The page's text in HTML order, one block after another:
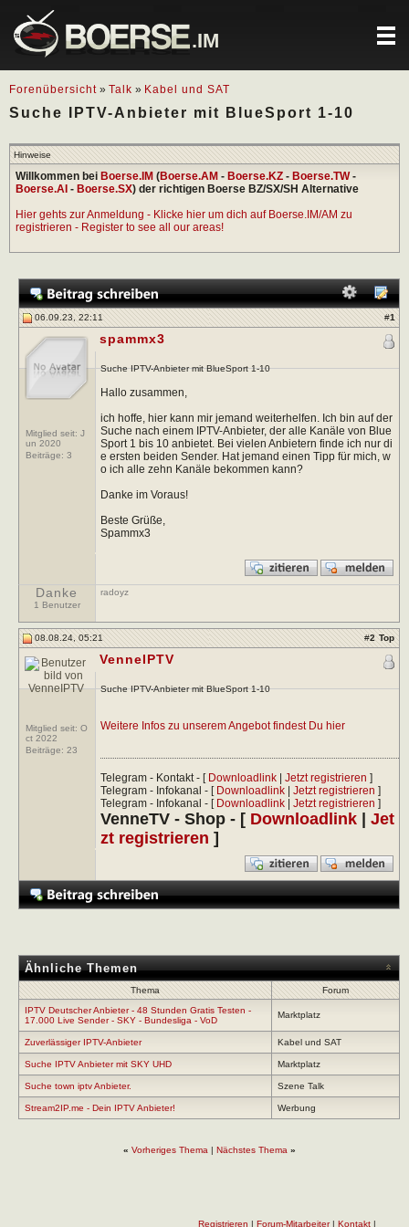
.IM
Forenübersicht » Talk » Kabel und SAT
Suche IPTV-Anbieter mit BlueSport 1-10
Hinweise
Willkommen bei Boerse.IM (Boerse.AM - Boerse.KZ - Boerse.TW-
Boerse.AI - Boerse.SX) der richtigen Boerse BZ/SX/SH Alternative
Hier gehts zur Anmeldung - Klicke hier um dich auf Boerse.IM/AM zu
registrieren - Register to see all our areas!
06.09.23, 22:11 #1
Mitglied seit: J
un 2020
Beiträge: 3
spammx3
Suche IPTV-Anbieter mit BlueSport 1-10
Hallo zusammen,
ich hoffe, hier kann mir jemand weiterhelfen. Ich bin auf der
Suche nach einem IPTV-Anbieter, der alle Kanäle von Blue
Sport 1 bis 10 anbietet. Bei vielen Anbietern finde ich nur di
e ersten beiden Sender. Hat jemand einen Tipp für mich, w
o ich alle zehn Kanäle bekommen kann?
Danke im Voraus!
Beste Grüße,
Spammx3
Danke
1 Benutzer
radoyz
08.08.24, 05:21 #2 Top
Mitglied seit: O
ct 2022
Beiträge: 23
VenneIPTV
Suche IPTV-Anbieter mit BlueSport 1-10
Weitere Infos zu unserem Angebot findest Du hier
Telegram - Kontakt - [ Downloadlink| Jetzt registrieren ]
Telegram - Infokanal - [ Downloadlink| Jetzt registrieren ]
Telegram - Infokanal - [ Downloadlink| Jetzt registrieren ]
VenneTV - Shop - [ Downloadlink| Jet
zt registrieren ]
Ähnliche Themen
Thema
Forum
IPTV Deutscher Anbieter - 48 Stunden Gratis Testen -
17.000 Live Sender - SKY - Bundesliga - VoD
Marktplatz
Zuverlässiger IPTV-Anbieter Kabel und SAT
Suche IPTV Anbieter mit SKY UHD Marktplatz
Suche town iptv Anbieter. Szene Talk
Stream2IP.me - Dein IPTV Anbieter! Werbung
« Vorheriges Thema | Nächstes Thema »
Registrieren | Forum-Mitarbeiter| Kontakt|